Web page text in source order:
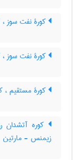
کورۀ نفت سوز
کورۀ نفت سوز
کورۀ مستقیم ،
کوره آتشدان
زیمنس - مارتین